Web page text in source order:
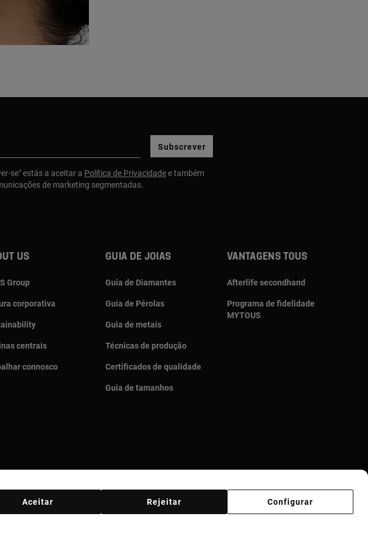
Subscrever
se" estás a aceitar a Política de Privacidadee também
de marketing segmentadas.
us
Group
corporativa
centrais
connosco
Guia de joias
Guia de Diamantes
Guia de Pérolas
Guia de metais
Técnicas de produção
Certificados de qualidade
Guia de tamanhos
Vantagens TOUS
Afterlife secondhand
Programa de fidelidade
MYTOUS
Configurar
Rejeitar
Aceitar